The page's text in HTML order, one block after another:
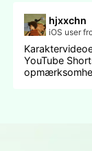
hjxxchn
iOS user
YouTube